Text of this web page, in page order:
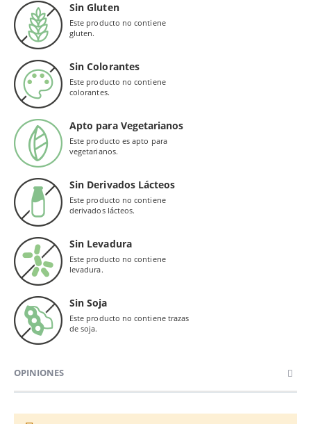
Sin Gluten
Este producto no contiene
gluten.
Sin Colorantes
Este producto no contiene
colorantes.
Apto para Vegetarianos
Este producto es apto para
vegetarianos.
Sin Derivados Lácteos
Este producto no contiene
derivados lácteos.
Sin Levadura
Este producto no contiene
levadura.
Sin Soja
Este producto no contiene trazas
de soja.
OPINIONES